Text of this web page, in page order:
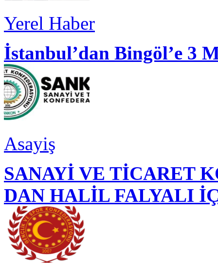
Yerel Haber
İstanbul’dan Bingöl’e 3
Asayiş
SANAYİ VE TİCARET
DAN HALİL FALYALI